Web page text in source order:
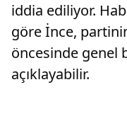
iddia ediliyor.
göre İnce,
öncesinde genel
açıklayabilir.